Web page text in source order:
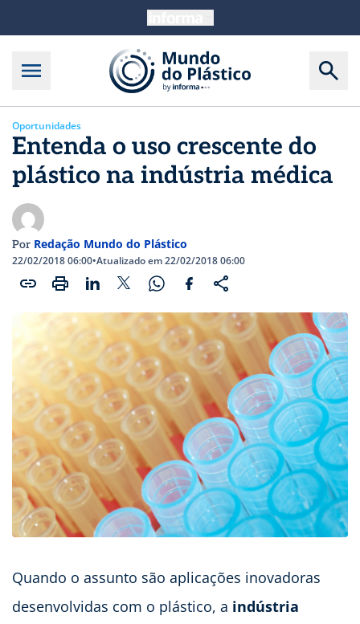
Oportunidades
Entenda o uso crescente do
plástico na indústria médica
Por Redação Mundo do Plástico
22/02/2018 06:00•Atualizado em 22/02/2018 06:00
Quando o assunto são aplicações inovadoras
desenvolvidas com o plástico, a indústria